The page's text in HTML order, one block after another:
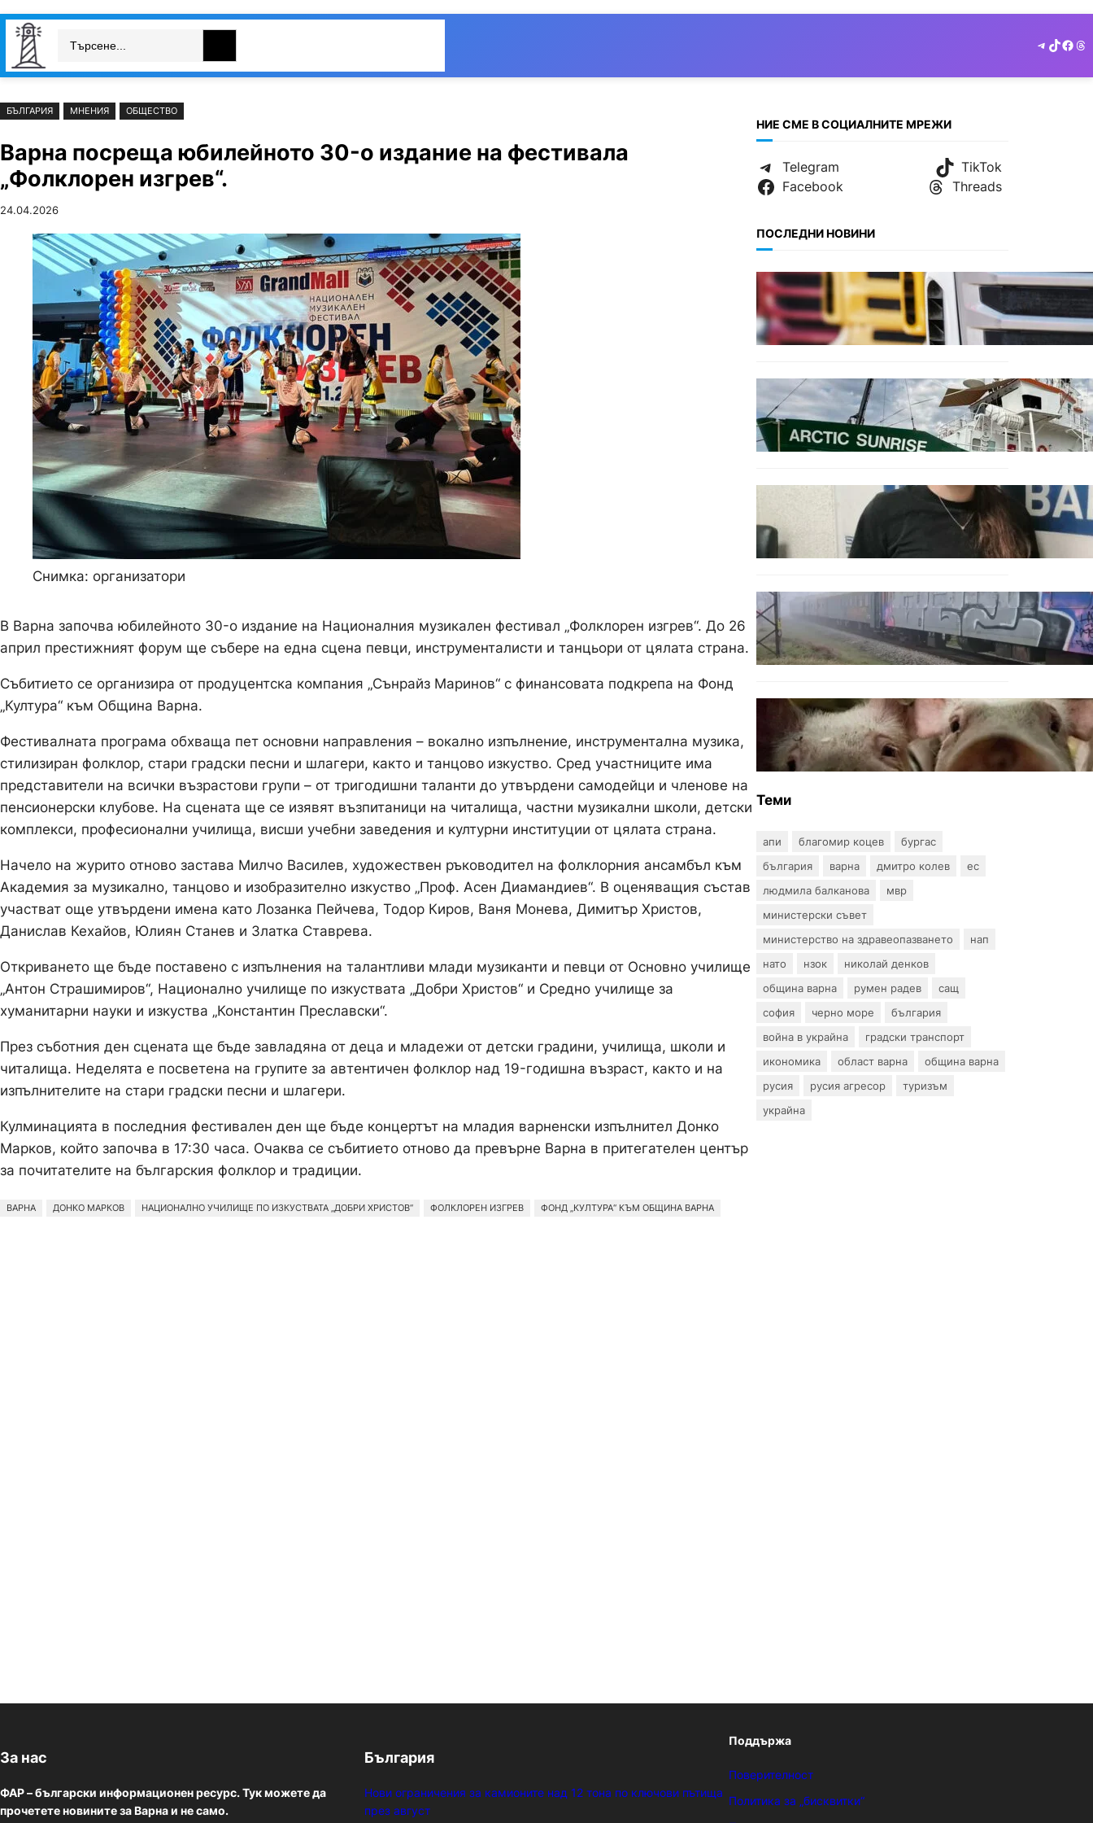
Към
съдържанието
Skip
cont
Telegram
TikTok
БЪЛГАРИЯ МНЕНИЯ ОБЩЕСТВО
Варна посреща юбилейното 30-о издание на фестивала
„Фолклорен изгрев“.
24.04.2026
Снимка: организатори
В Варна започва юбилейното 30-о издание на Националния музикален фестивал „Фолклорен изгрев“. До 26
април престижният форум ще събере на една сцена певци, инструменталисти и танцьори от цялата страна.
Събитието се организира от продуцентска компания „Сънрайз Маринов“ с финансовата подкрепа на Фонд
„Култура“ към Община Варна.
Фестивалната програма обхваща пет основни направления – вокално изпълнение, инструментална музика,
стилизиран фолклор, стари градски песни и шлагери, както и танцово изкуство. Сред участниците има
представители на всички възрастови групи – от тригодишни таланти до утвърдени самодейци и членове на
пенсионерски клубове. На сцената ще се изявят възпитаници на читалища, частни музикални школи, детски
комплекси, професионални училища, висши учебни заведения и културни институции от цялата страна.
Начело на журито отново застава Милчо Василев, художествен ръководител на фолклорния ансамбъл към
Академия за музикално, танцово и изобразително изкуство „Проф. Асен Диамандиев“. В оценяващия състав
участват още утвърдени имена като Лозанка Пейчева, Тодор Киров, Ваня Монева, Димитър Христов,
Данислав Кехайов, Юлиян Станев и Златка Ставрева.
Откриването ще бъде поставено с изпълнения на талантливи млади музиканти и певци от Основно училище
„Антон Страшимиров“, Национално училище по изкуствата „Добри Христов“ и Средно училище за
хуманитарни науки и изкуства „Константин Преславски“.
През съботния ден сцената ще бъде завладяна от деца и младежи от детски градини, училища, школи и
читалища. Неделята е посветена на групите за автентичен фолклор над 19-годишна възраст, както и на
изпълнителите на стари градски песни и шлагери.
Кулминацията в последния фестивален ден ще бъде концертът на младия варненски изпълнител Донко
Марков, който започва в 17:30 часа. Очаква се събитието отново да превърне Варна в притегателен център
за почитателите на българския фолклор и традиции.
ВАРНА ДОНКО МАРКОВ НАЦИОНАЛНО УЧИЛИЩЕ ПО ИЗКУСТВАТА „ДОБРИ ХРИСТОВ“ ФОЛКЛОРЕН ИЗГРЕВ ФОНД „КУЛТУРА“ КЪМ ОБЩИНА ВАРНА
НИЕ СМЕ В СОЦИАЛНИТЕ МРЕЖИ
Telegram
TikTok
Facebook
Threads
ПОСЛЕДНИ НОВИНИ
БЪЛГАРИЯ
Нови ограничения за
камионите над 12 тона по
ключови пътища през
август
БЪЛГАРИЯ
Корабът на „Грийнпийс“
пристигна във Варна с
кампания за опазване на
Черно море
ОБЩЕСТВО
Варненска ученичка
създаде интерактивна
карта за сигнали за
проблеми с боклука
ОБЩЕСТВО
Бързият влак София –
Варна блъсна и уби жена
край гара Бутово
БЪЛГАРИЯ
БАБХ регистрира огнище
на африканска чума по
свинете в стопанство край
Варна
Теми
апи благомир коцев
бургас
българия
варна дмитро колев
ес
людмила балканова
мвр
министерски съвет
министерство на здравеопазването
нап
нато
нзок
николай денков
община варна
румен радев
сащ
софия
черно море
българия
война в украйна
градски транспорт
икономика
област варна
община варна
русия
русия агресор
туризъм
украйна
За нас
ФАР – български информационен ресурс. Тук можете да
прочетете новините за Варна и не само.
България
Нови ограничения за камионите над 12 тона по ключови пътища
през август
Поддържа
Поверителност
Политика за „бисквитки“